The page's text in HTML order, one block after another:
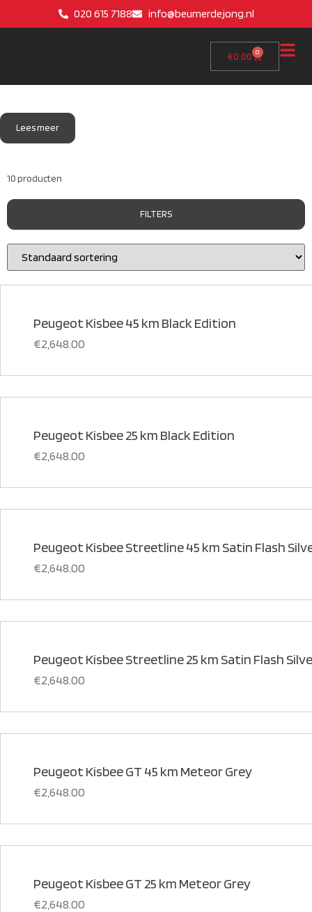
020 615 7188 info@beumerdejong.nl
€0.00 0
Lees meer
10 producten
FILTERS
Peugeot Kisbee 45 km Black Edition
€2,648.00
Peugeot Kisbee 25 km Black Edition
€2,648.00
Peugeot Kisbee Streetline 45 km Satin Flash
€2,648.00
Peugeot Kisbee Streetline 25 km Satin Flash
€2,648.00
Peugeot Kisbee GT 45 km Meteor Grey
€2,648.00
Peugeot Kisbee GT 25 km Meteor Grey
€2,648.00